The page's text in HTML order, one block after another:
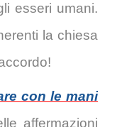
esseri umani.
la chiesa
con le mani
affermazioni